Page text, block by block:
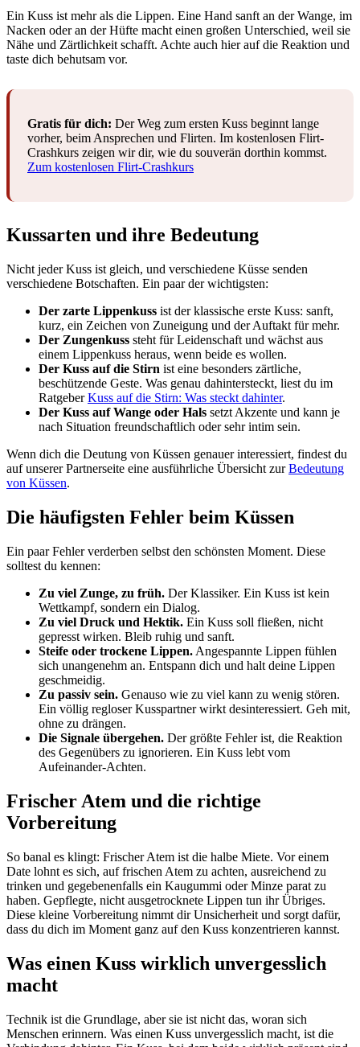
Ein Kuss ist mehr als die Lippen. Eine Hand sanft an der Wange, im
Nacken oder an der Hüfte macht einen großen Unterschied, weil sie
Nähe und Zärtlichkeit schafft. Achte auch hier auf die Reaktion und
taste dich behutsam vor.
Gratis für dich: Der Weg zum ersten Kuss beginnt lange
vorher, beim Ansprechen und Flirten. Im kostenlosen Flirt-
Crashkurs zeigen wir dir, wie du souverän dorthin kommst.
Zum kostenlosen Flirt-Crashkurs
Kussarten und ihre Bedeutung
Nicht jeder Kuss ist gleich, und verschiedene Küsse senden
verschiedene Botschaften. Ein paar der wichtigsten:
Der zarte Lippenkuss ist der klassische erste Kuss: sanft,
kurz, ein Zeichen von Zuneigung und der Auftakt für mehr.
Der Zungenkuss steht für Leidenschaft und wächst aus
einem Lippenkuss heraus, wenn beide es wollen.
Der Kuss auf die Stirn ist eine besonders zärtliche,
beschützende Geste. Was genau dahintersteckt, liest du im
RatgeberKuss auf die Stirn: Was steckt dahinter.
Der Kuss auf Wange oder Hals setzt Akzente und kann je
nach Situation freundschaftlich oder sehr intim sein.
Wenn dich die Deutung von Küssen genauer interessiert, findest du
auf unserer Partnerseite eine ausführliche Übersicht zurBedeutung
von Küssen.
Die häufigsten Fehler beim Küssen
Ein paar Fehler verderben selbst den schönsten Moment. Diese
solltest du kennen:
Zu viel Zunge, zu früh. Der Klassiker. Ein Kuss ist kein
Wettkampf, sondern ein Dialog.
Zu viel Druck und Hektik. Ein Kuss soll fließen, nicht
gepresst wirken. Bleib ruhig und sanft.
Steife oder trockene Lippen. Angespannte Lippen fühlen
sich unangenehm an. Entspann dich und halt deine Lippen
geschmeidig.
Zu passiv sein. Genauso wie zu viel kann zu wenig stören.
Ein völlig regloser Kusspartner wirkt desinteressiert. Geh mit,
ohne zu drängen.
Die Signale übergehen. Der größte Fehler ist, die Reaktion
des Gegenübers zu ignorieren. Ein Kuss lebt vom
Aufeinander-Achten.
Frischer Atem und die richtige
Vorbereitung
So banal es klingt: Frischer Atem ist die halbe Miete. Vor einem
Date lohnt es sich, auf frischen Atem zu achten, ausreichend zu
trinken und gegebenenfalls ein Kaugummi oder Minze parat zu
haben. Gepflegte, nicht ausgetrocknete Lippen tun ihr Übriges.
Diese kleine Vorbereitung nimmt dir Unsicherheit und sorgt dafür,
dass du dich im Moment ganz auf den Kuss konzentrieren kannst.
Was einen Kuss wirklich unvergesslich
macht
Technik ist die Grundlage, aber sie ist nicht das, woran sich
Menschen erinnern. Was einen Kuss unvergesslich macht, ist die